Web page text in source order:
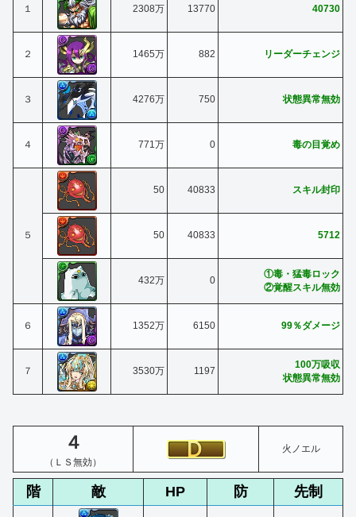
１ 2308万 13770 40730
２ 1465万 882 リーダーチェンジ
３ 4276万 750 状態異常無効
４ 771万 0 毒の目覚め
５
50 40833 スキル封印
50 40833 5712
432万 0
①毒・猛毒ロック
②覚醒スキル無効
６ 1352万 6150 99％ダメージ
７ 3530万 1197
100万吸収
状態異常無効
４
（ＬＳ無効）
火ノエル
階 敵 HP 防 先制